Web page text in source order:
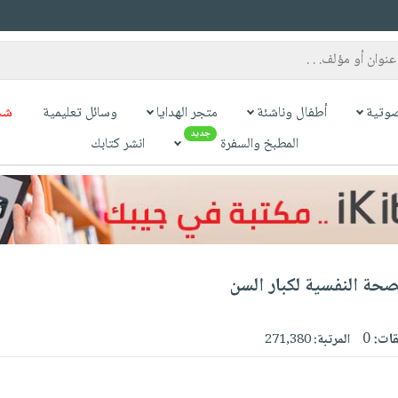
أطفال وناشئة متجر الهدايا وسائل تعليمية
المطبخ والسفرة
جديد انشر كتابك
النفسية لكبار السن
0 المرتبة:271,380